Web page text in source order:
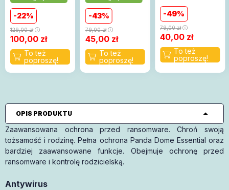
22
129,00zł
100,00 zł
43
79,00zł
45,00zł
49
79,00zł
40,00 zł
OPIS PRODUKTU
Zaawansowana ochrona przed ransomware. Chroń swoją
tożsamość i rodzinę. Pełna ochrona Panda Dome Essential oraz
bardziej zaawansowane funkcje. Obejmuje ochronę przed
ransomware i kontrolę rodzicielską.
Antywirus